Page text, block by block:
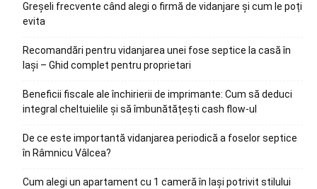
Greșeli frecvente când alegi o firmă de vidanjare și cum le poți
evita
Recomandări pentru vidanjarea unei fose septice la casă în
Iași – Ghid complet pentru proprietari
Beneficii fiscale ale închirierii de imprimante: Cum să deduci
integral cheltuielile și să îmbunătățești cash flow-ul
De ce este importantă vidanjarea periodică a foselor septice
în Râmnicu Vâlcea?
Cum alegi un apartament cu 1 cameră în Iași potrivit stilului